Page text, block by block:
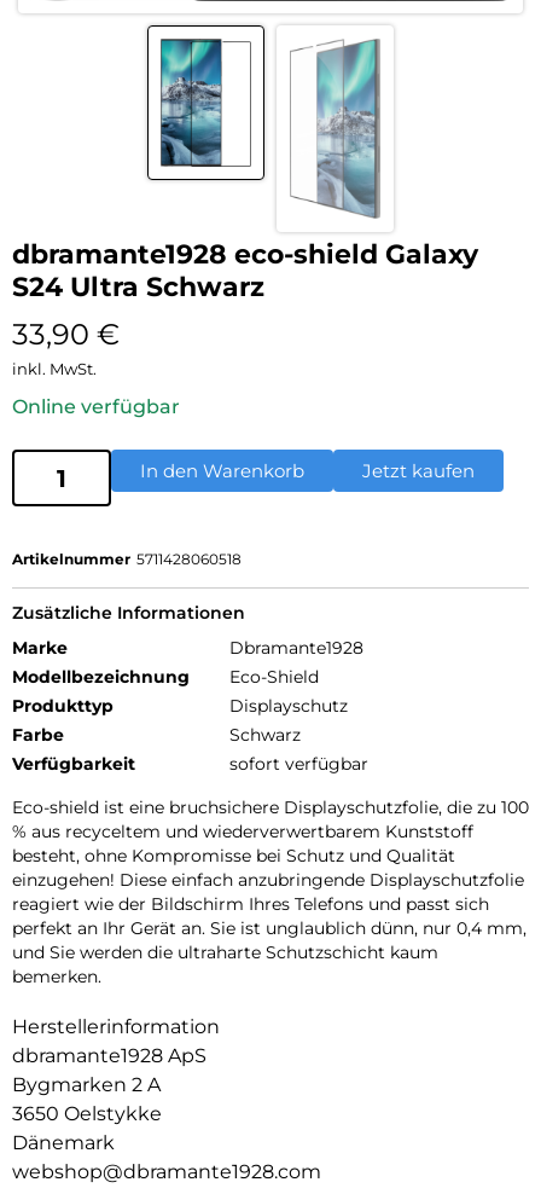
dbramante1928 eco-shield Galaxy
S24 Ultra Schwarz
33,90 €
inkl. MwSt.
Online verfügbar
In den Warenkorb Jetzt kaufen
Artikelnummer 5711428060518
Zusätzliche Informationen
Marke
Dbramante1928
Modellbezeichnung
Eco-Shield
Produkttyp
Displayschutz
Farbe
Schwarz
Verfügbarkeit
sofort verfügbar
Eco-shield ist eine bruchsichere Displayschutzfolie, die zu 100
% aus recyceltem und wiederverwertbarem Kunststoff
besteht, ohne Kompromisse bei Schutz und Qualität
einzugehen! Diese einfach anzubringende Displayschutzfolie
reagiert wie der Bildschirm Ihres Telefons und passt sich
perfekt an Ihr Gerät an. Sie ist unglaublich dünn, nur 0,4 mm,
und Sie werden die ultraharte Schutzschicht kaum
bemerken.
Herstellerinformation
dbramante1928 ApS
Bygmarken 2 A
3650 Oelstykke
Dänemark
webshop@dbramante1928.com